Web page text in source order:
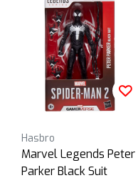
Hasbro
Marvel Legends Peter
Parker Black Suit